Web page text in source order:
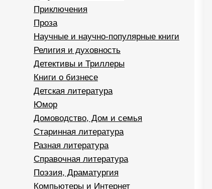
Приключения
Проза
Научные и научно-популярные книги
Религия и духовность
Детективы и Триллеры
Книги о бизнесе
Детская литература
Юмор
Домоводство, Дом и семья
Старинная литература
Разная литература
Справочная литература
Поэзия, Драматургия
Компьютеры и Интернет